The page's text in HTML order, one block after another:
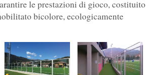
le prestazioni di gioco, costituito
bicolore, ecologicamente